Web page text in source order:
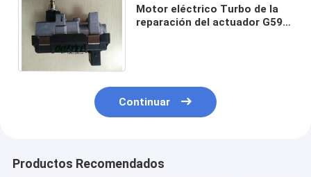
Motor eléctrico Turbo de la
reparación del actuador G59
Continuar
Productos Recomendados